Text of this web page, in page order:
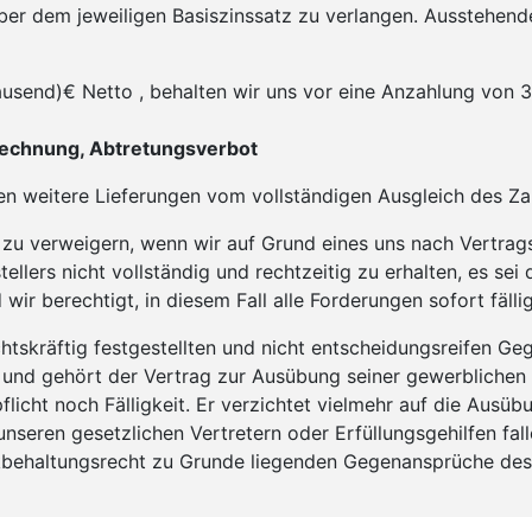
dem jeweiligen Basiszinssatz zu verlangen.
Netto , behalten wir uns vor eine Anzahlung von
Abtretungsverbot
weitere Lieferungen vom vollständigen Ausgleich des
verweigern, wenn wir auf Grund eines uns nach
nicht vollständig und rechtzeitig zu erhalten, es
berechtigt, in diesem Fall alle Forderungen sofort
festgestellten und nicht entscheidungsrei­fen
gehört der Vertrag zur Ausübung seiner
noch Fälligkeit. Er verzichtet vielmehr auf die
gesetzlichen Vertretern oder Erfüllungsgehilfen
zu Grunde liegenden Gegenansprüche